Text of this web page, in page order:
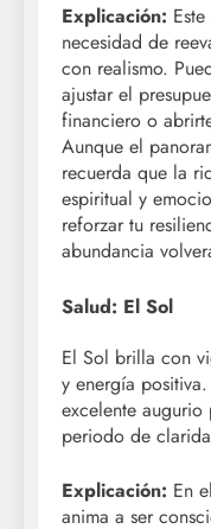
Explicación:
necesidad de
con realismo.
ajustar el
financiero o
Aunque el
recuerda que la
espiritual y
reforzar tu
abundancia
Salud: El Sol
El Sol brilla con
y energía
excelente
periodo de
Explicación: En
anima a ser